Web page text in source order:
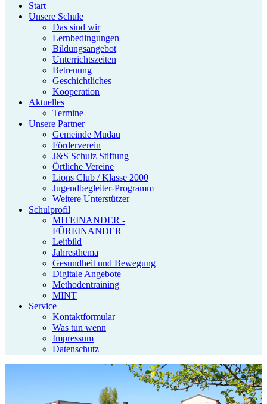
Start
Unsere Schule
Das sind wir
Lernbedingungen
Bildungsangebot
Unterrichtszeiten
Betreuung
Geschichtliches
Kooperation
Aktuelles
Termine
Unsere Partner
Gemeinde Mudau
Förderverein
J&S Schulz Stiftung
Örtliche Vereine
Lions Club / Klasse 2000
Jugendbegleiter-Programm
Weitere Unterstützer
Schulprofil
MITEINANDER -
FÜREINANDER
Leitbild
Jahresthema
Gesundheit und Bewegung
Digitale Angebote
Methodentraining
MINT
Service
Kontaktformular
Was tun wenn
Impressum
Datenschutz